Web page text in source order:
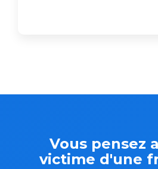
Vous pensez
victime d'une